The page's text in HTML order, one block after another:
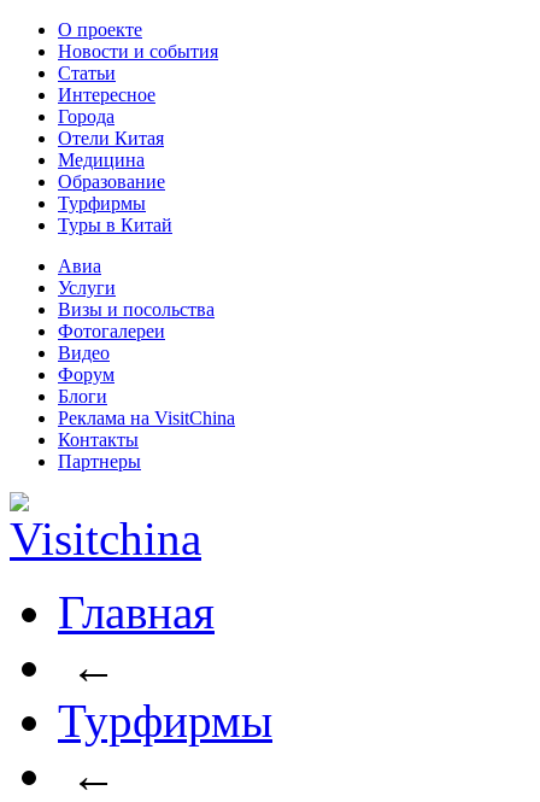
О проекте
Новости и события
Статьи
Интересное
Города
Отели Китая
Медицина
Образование
Турфирмы
Туры в Китай
Авиа
Услуги
Визы и посольства
Фотогалереи
Видео
Форум
Блоги
Реклама на VisitChina
Контакты
Партнеры
Главная
←
Турфирмы
←